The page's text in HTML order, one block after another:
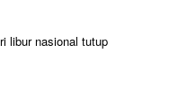
libur nasional tutup